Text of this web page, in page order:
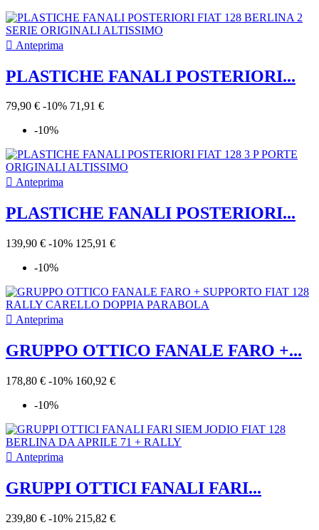
 Anteprima
PLASTICHE FANALI POSTERIORI...
79,90 € -10% 71,91 €
-10%
 Anteprima
PLASTICHE FANALI POSTERIORI...
139,90 € -10% 125,91 €
-10%
 Anteprima
GRUPPO OTTICO FANALE FARO +...
178,80 € -10% 160,92 €
-10%
 Anteprima
GRUPPI OTTICI FANALI FARI...
239,80 € -10% 215,82 €